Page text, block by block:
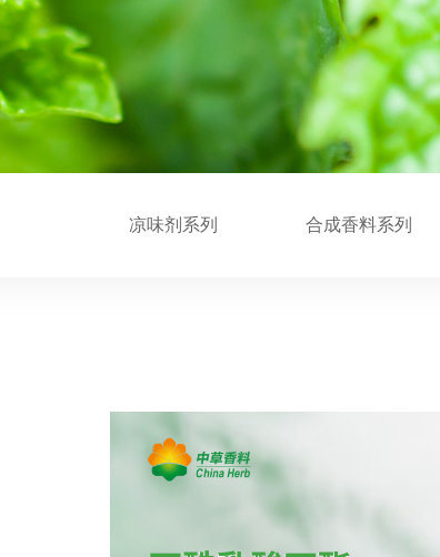
凉味剂系列 合成香料系列